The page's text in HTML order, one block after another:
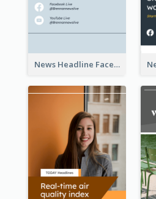
News Headline Facebook Streaming Instagram Story